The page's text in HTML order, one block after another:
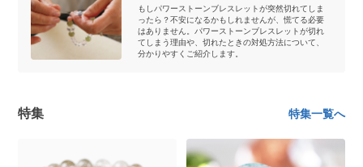
もしパワーストーンブレスレットが突然切れてしま
ったら？不安になるかもしれませんが、慌てる必要
はありません。パワーストーンブレスレットが切れ
てしまう理由や、切れたときの対処方法について、
分かりやすくご紹介します。
特集 特集一覧へ